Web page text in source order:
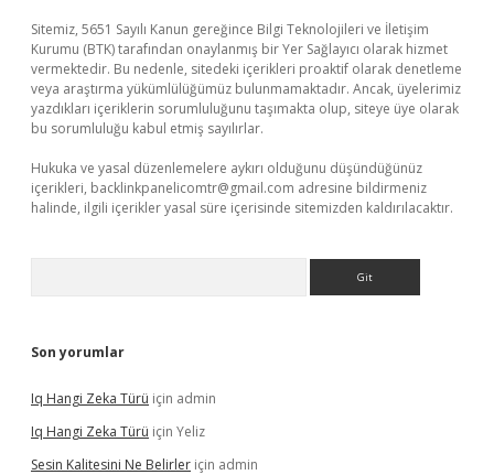
Sitemiz, 5651 Sayılı Kanun gereğince Bilgi Teknolojileri ve İletişim
Kurumu (BTK) tarafından onaylanmış bir Yer Sağlayıcı olarak hizmet
vermektedir. Bu nedenle, sitedeki içerikleri proaktif olarak denetleme
veya araştırma yükümlülüğümüz bulunmamaktadır. Ancak, üyelerimiz
yazdıkları içeriklerin sorumluluğunu taşımakta olup, siteye üye olarak
bu sorumluluğu kabul etmiş sayılırlar.
Hukuka ve yasal düzenlemelere aykırı olduğunu düşündüğünüz
içerikleri, backlinkpanelicomtr@gmail.com adresine bildirmeniz
halinde, ilgili içerikler yasal süre içerisinde sitemizden kaldırılacaktır.
Son yorumlar
Iq Hangi Zeka Türü için admin
Iq Hangi Zeka Türü için Yeliz
Sesin Kalitesini Ne Belirler için admin